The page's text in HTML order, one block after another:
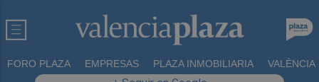
FORO PLAZA EMPRESAS PLAZA INMOBILIARIA VALÈNCIA